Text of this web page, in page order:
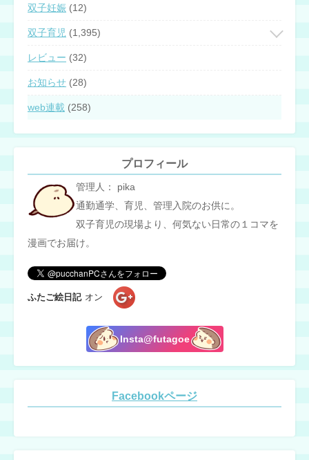
双子妊娠 (12)
双子育児 (1,395)
レビュー (32)
お知らせ (28)
web連載 (258)
プロフィール
管理人： pika
通勤通学、育児、管理入院のお供に。
双子育児の現場より、何気ない日常の１コマを
漫画でお届け。
ふたご絵日記 オン
Insta@futagoe
Facebookページ